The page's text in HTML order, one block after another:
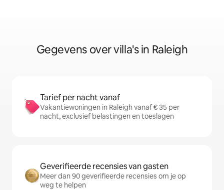
Gegevens over villa's in Raleigh
Tarief per nacht vanaf
Vakantiewoningen in Raleigh vanaf € 35 per
nacht, exclusief belastingen en toeslagen
Geverifieerde recensies van gasten
Meer dan 90 geverifieerde recensies om je op
weg te helpen